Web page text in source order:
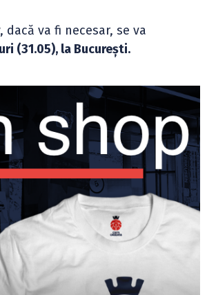
dacă va fi necesar, se va
(31.05), la București.